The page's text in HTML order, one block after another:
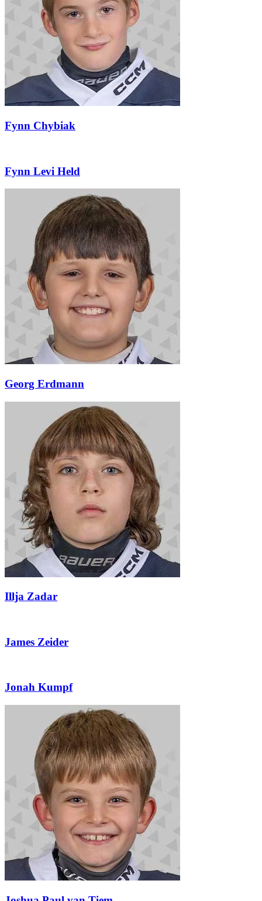
Fynn Chybiak
Fynn Levi Held
Georg Erdmann
Illja Zadar
James Zeider
Jonah Kumpf